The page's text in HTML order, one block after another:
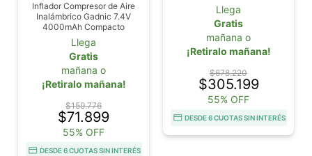
Inflador Compresor de Aire
Inalámbrico Gadnic 7.4V
4000mAh Compacto
Llega
Gratis
mañana o
¡Retiralo mañana!
$159.776
$71.899
55% OFF
DESDE 6 CUOTAS SIN INTERÉS
Llega
Gratis
mañana o
¡Retiralo mañana!
$678.220
$305.199
55% OFF
DESDE 6 CUOTAS SIN INTERÉS